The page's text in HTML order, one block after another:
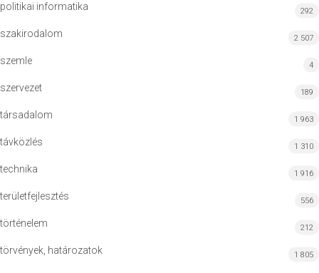
politikai informatika 292
szakirodalom 2 507
szemle 4
szervezet 189
társadalom 1 963
távközlés 1 310
technika 1 916
területfejlesztés 556
történelem 212
törvények, határozatok 1 805